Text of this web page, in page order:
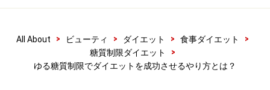
（5）食欲が増す
私たちの「脳」にとって唯一の栄養は、糖質（ブドウ
糖）です。脳は勉強や仕事をするときだけでなく、臓器
All About > ビューティ > ダイエット > 食事ダイエット
>
糖質制限ダイエット
>
ゆる糖質制限でダイエットを成功させるやり方とは？